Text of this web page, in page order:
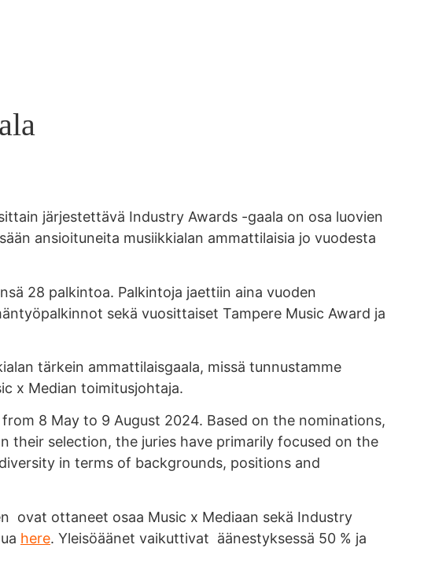
järjestettävä Industry Awards -gaala on osa luovien
ansioituneita musiikkialan ammattilaisia jo vuodesta
28 palkintoa. Palkintoja jaettiin aina vuoden
sekä vuosittaiset Tampere Music Award ja
tärkein ammattilaisgaala, missä tunnustamme
x Median toimitusjohtaja.
8 May to 9 August 2024. Based on the nominations,
their selection, the juries have primarily focused on the
in terms of backgrounds, positions and
ovat ottaneet osaa Music x Mediaan sekä Industry
here. Yleisöäänet vaikuttivat äänestyksessä 50 % ja